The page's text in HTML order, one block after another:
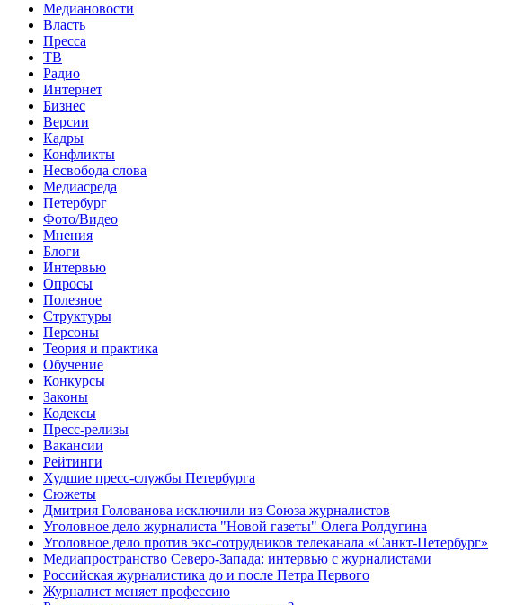
Медиановости
Власть
Пресса
ТВ
Радио
Интернет
Бизнес
Версии
Кадры
Конфликты
Несвобода слова
Медиасреда
Петербург
Фото/Видео
Мнения
Блоги
Интервью
Опросы
Полезное
Структуры
Персоны
Теория и практика
Обучение
Конкурсы
Законы
Кодексы
Пресс-релизы
Вакансии
Рейтинги
Худшие пресс-службы Петербурга
Сюжеты
Дмитрия Голованова исключили из Союза журналистов
Уголовное дело журналиста "Новой газеты" Олега Ролдугина
Уголовное дело против экс-сотрудников телеканала «Санкт-Петербург»
Медиапространство Северо-Запада: интервью с журналистами
Российская журналистика до и после Петра Первого
Журналист меняет профессию